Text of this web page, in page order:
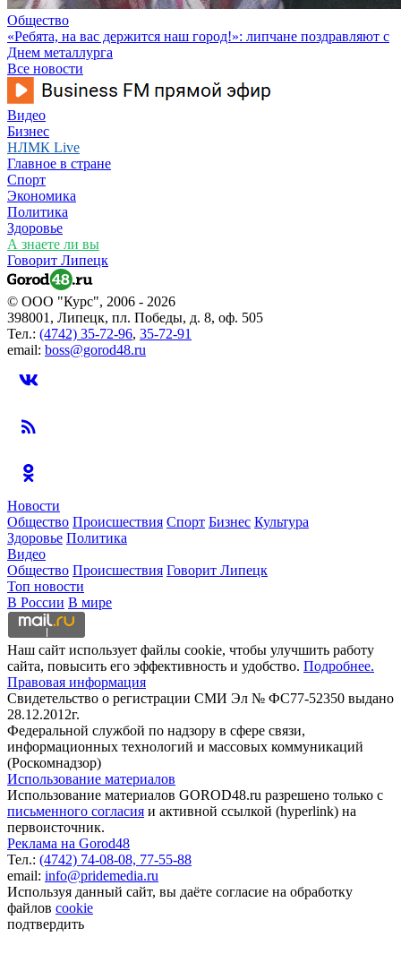
Общество
«Ребята, на вас держится наш город!»: липчане поздравляют с
Днем металлурга
Все новости
Видео
Бизнес
НЛМК Live
Главное в стране
Спорт
Экономика
Политика
Здоровье
А знаете ли вы
Говорит Липецк
© ООО "Курс", 2006 - 2026
398001, Липецк, пл. Победы, д. 8, оф. 505
Тел.: (4742) 35-72-96, 35-72-91
email: boss@gorod48.ru
Новости
Общество Происшествия Спорт Бизнес Культура
Здоровье Политика
Видео
Общество Происшествия Говорит Липецк
Топ новости
В России В мире
Наш сайт использует файлы cookie, чтобы улучшить работу
сайта, повысить его эффективность и удобство. Подробнее.
Правовая информация
Свидетельство о регистрации СМИ Эл № ФС77-52350 выдано
28.12.2012г.
Федеральной службой по надзору в сфере связи,
информационных технологий и массовых коммуникаций
(Роскомнадзор)
Использование материалов
Использование материалов GOROD48.ru разрешено только с
письменного согласия и активной ссылкой (hyperlink) на
первоисточник.
Реклама на Gorod48
Тел.: (4742) 74-08-08, 77-55-88
email: info@pridemedia.ru
Используя данный сайт, вы даёте согласие на обработку
файлов cookie
подтвердить